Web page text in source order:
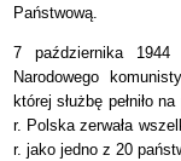
Państwową.
7 października 1944
Narodowego
której służbę pełniło
r. Polska zerwała
r. jako jedno z 20